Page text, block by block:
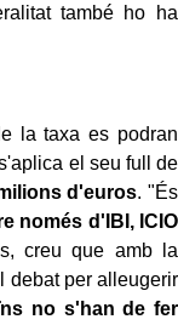
també ho ha
la taxa es podran
el seu full de
d'euros. "És
només d'IBI, ICIO
creu que amb la
debat per alleugerir
no s'han de fer